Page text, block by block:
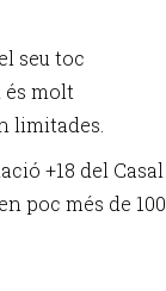
seu toc
molt
limitades.
+18 del Casal
poc més de 100